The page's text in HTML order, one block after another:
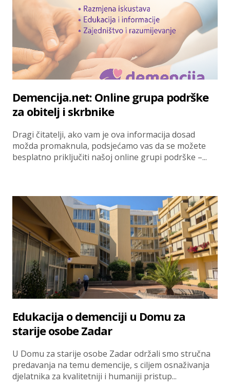
Demencija.net: Online grupa podrške
za obitelj i skrbnike
Dragi čitatelji, ako vam je ova informacija dosad
možda promaknula, podsjećamo vas da se možete
besplatno priključiti našoj online grupi podrške –...
Edukacija o demenciji u Domu za
starije osobe Zadar
U Domu za starije osobe Zadar održali smo stručna
predavanja na temu demencije, s ciljem osnaživanja
djelatnika za kvalitetniji i humaniji pristup...